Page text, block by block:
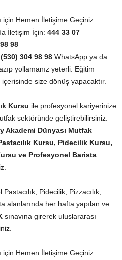
için Hemen İletişime Geçiniz…
İletişim İçin: 444 33 07
98
304 98 98 WhatsApp ya da
yollamanız yeterli. Eğitim
size dönüş yapacaktır.
Kursu ile profesyonel kariyerinize
sektöründe geliştirebilirsiniz.
Akademi Dünyası Mutfak
Kursu, Pidecilik Kursu,
ve Profesyonel Barista
Pidecilik, Pizzacılık,
alanlarında her hafta yapılan ve
sınavına girerek uluslararası
için Hemen İletişime Geçiniz…